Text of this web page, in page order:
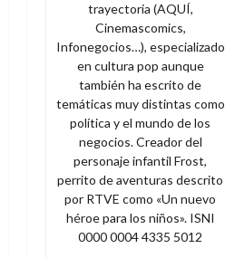
trayectoria (AQUÍ,
Cinemascomics,
Infonegocios…), especializado
en cultura pop aunque
también ha escrito de
temáticas muy distintas como
política y el mundo de los
negocios. Creador del
personaje infantil Frost,
perrito de aventuras descrito
por RTVE como «Un nuevo
héroe para los niños». ISNI
0000 0004 4335 5012